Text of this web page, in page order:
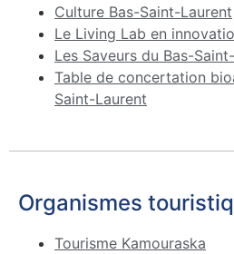
Culture Bas-Saint-Laurent
Le Living Lab en
Les Saveurs du Bas-
Table de concertation
Saint-Laurent
Organismes
Tourisme Kamouraska